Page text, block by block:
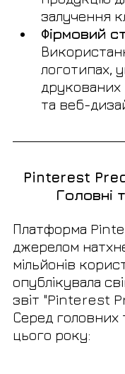
залучення
Фірмовий
логотипах,
друкованих
та веб-
Pinterest
Головні
Платформа
джерелом
мільйонів
опублікувала
звіт "Pinterest
Серед головних
цього року: